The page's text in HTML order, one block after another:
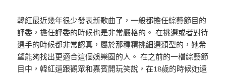
韓紅最近幾年很少發表新歌曲了，一般都擔任綜藝節目的
評委，擔任評委的時候也是非常嚴格的。 在挑選或者對待
選手的時候都非常認真，屬於那種精挑細選類型的，她希
望能夠找出更適合這個娛樂圈的人。 在之前的一檔綜藝節
目中，韓紅還跟觀眾和嘉賓開玩笑說，在18歲的時候她還